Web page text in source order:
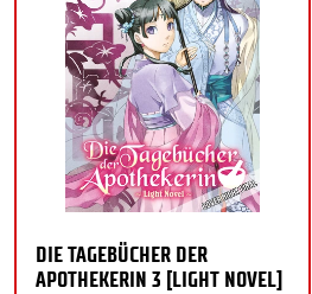
DIE TAGEBÜCHER DER
APOTHEKERIN 3 [LIGHT NOVEL]